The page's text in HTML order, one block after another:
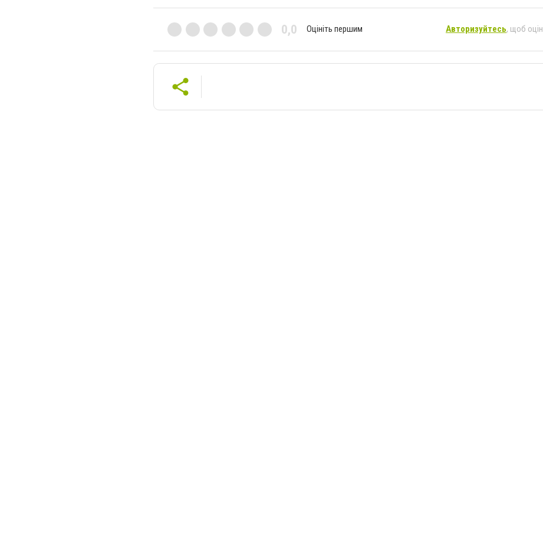
0,0 Оцініть першим Авторизуйтесь, щоб